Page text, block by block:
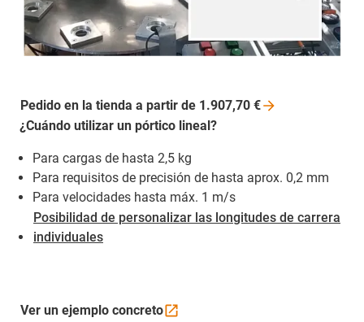
¿Cuándo utilizar un pórtico lineal?
Para cargas de hasta 2,5 kg
Para requisitos de precisión de hasta aprox. 0,2 mm
Para velocidades hasta máx. 1 m/s
Posibilidad de personalizar las longitudes de carrera
individuales
Pedido en la tienda a partir de 1.907,70 €
Ver un ejemplo concreto